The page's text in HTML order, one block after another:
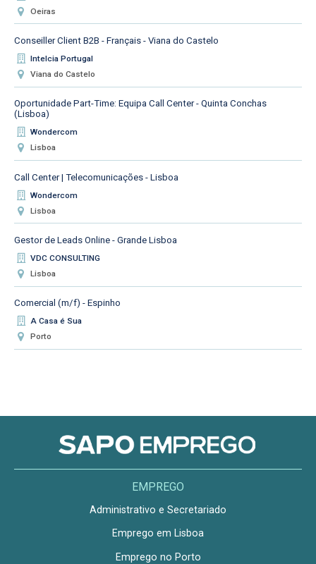
Oeiras
Conseiller Client B2B - Français - Viana do Castelo
Intelcia Portugal
Viana do Castelo
Oportunidade Part-Time: Equipa Call Center - Quinta Conchas
(Lisboa)
Wondercom
Lisboa
Call Center | Telecomunicações - Lisboa
Wondercom
Lisboa
Gestor de Leads Online - Grande Lisboa
VDC CONSULTING
Lisboa
Comercial (m/f) - Espinho
A Casa é Sua
Porto
EMPREGO
Administrativo e Secretariado
Emprego em Lisboa
Emprego no Porto